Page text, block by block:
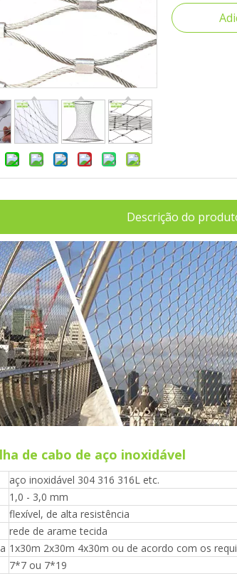
Descrição do
de cabo de aço inoxidável
aço inoxidável 304 316 316L etc.
1,0 - 3,0 mm
flexível, de alta resistência
rede de arame tecida
1x30m 2x30m 4x30m ou de acordo com os
7*7 ou 7*19